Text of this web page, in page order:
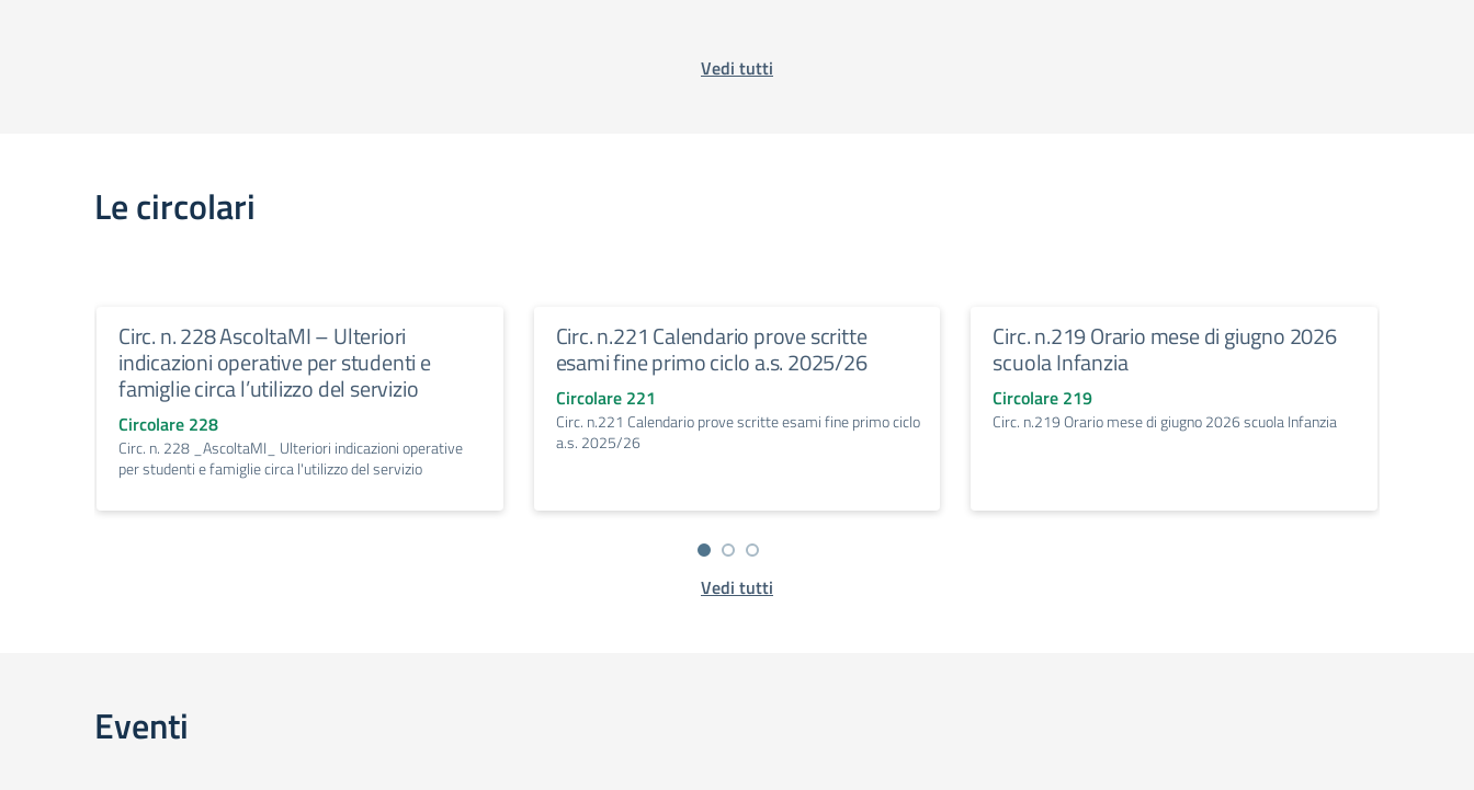
Vedi tutti
Le circolari
Circ. n. 228 AscoltaMI – Ulteriori
indicazioni operative per studenti e
famiglie circa l’utilizzo del servizio
Circolare 228
Circ. n. 228 _AscoltaMI_ Ulteriori indicazioni operative
per studenti e famiglie circa l'utilizzo del servizio
Circ. n.221 Calendario prove scritte
esami fine primo ciclo a.s. 2025/26
Circolare 221
Circ. n.221 Calendario prove scritte esami fine primo ciclo
a.s. 2025/26
Circ. n.219 Orario mese di giugno 2026
scuola Infanzia
Circolare 219
Circ. n.219 Orario mese di giugno 2026 scuola Infanzia
Vedi tutti
Eventi